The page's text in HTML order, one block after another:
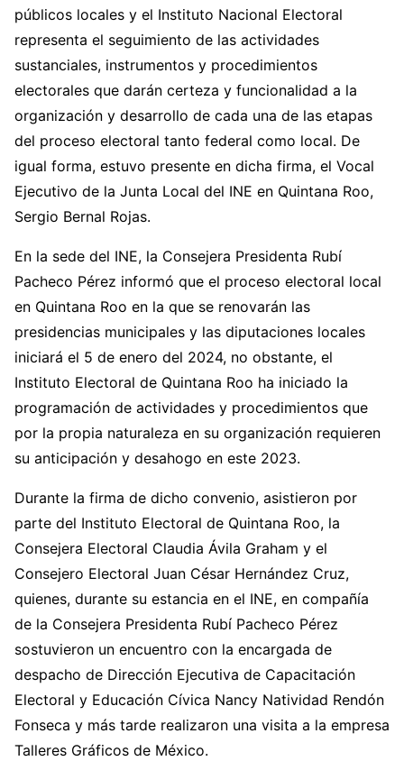
públicos locales y el Instituto Nacional Electoral
representa el seguimiento de las actividades
sustanciales, instrumentos y procedimientos
electorales que darán certeza y funcionalidad a la
organización y desarrollo de cada una de las etapas
del proceso electoral tanto federal como local. De
igual forma, estuvo presente en dicha firma, el Vocal
Ejecutivo de la Junta Local del INE en Quintana Roo,
Sergio Bernal Rojas.
En la sede del INE, la Consejera Presidenta Rubí
Pacheco Pérez informó que el proceso electoral local
en Quintana Roo en la que se renovarán las
presidencias municipales y las diputaciones locales
iniciará el 5 de enero del 2024, no obstante, el
Instituto Electoral de Quintana Roo ha iniciado la
programación de actividades y procedimientos que
por la propia naturaleza en su organización requieren
su anticipación y desahogo en este 2023.
Durante la firma de dicho convenio, asistieron por
parte del Instituto Electoral de Quintana Roo, la
Consejera Electoral Claudia Ávila Graham y el
Consejero Electoral Juan César Hernández Cruz,
quienes, durante su estancia en el INE, en compañía
de la Consejera Presidenta Rubí Pacheco Pérez
sostuvieron un encuentro con la encargada de
despacho de Dirección Ejecutiva de Capacitación
Electoral y Educación Cívica Nancy Natividad Rendón
Fonseca y más tarde realizaron una visita a la empresa
Talleres Gráficos de México.